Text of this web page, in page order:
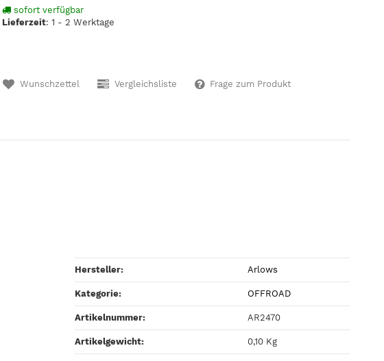
sofort verfügbar
Lieferzeit:1 - 2 Werktage
Wunschzettel Vergleichsliste Frage zum Produkt
Hersteller: Arlows
Kategorie: OFFROAD
Artikelnummer: AR2470
Artikelgewicht‍: 0,10 Kg